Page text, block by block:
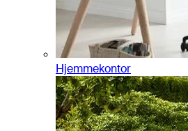
Hjemmekontor